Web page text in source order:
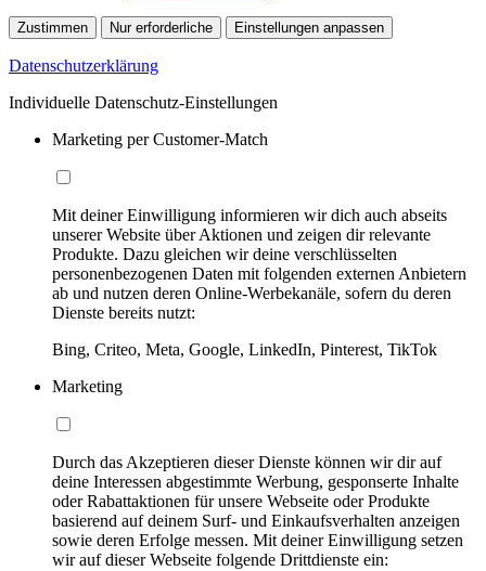
Zustimmen Nur erforderliche Einstellungen anpassen
Datenschutzerklärung
Individuelle Datenschutz-Einstellungen
Marketing per Customer-Match
Mit deiner Einwilligung informieren wir dich auch abseits
unserer Website über Aktionen und zeigen dir relevante
Produkte. Dazu gleichen wir deine verschlüsselten
personenbezogenen Daten mit folgenden externen Anbietern
ab und nutzen deren Online-Werbekanäle, sofern du deren
Dienste bereits nutzt:
Bing, Criteo, Meta, Google, LinkedIn, Pinterest, TikTok
Marketing
Durch das Akzeptieren dieser Dienste können wir dir auf
deine Interessen abgestimmte Werbung, gesponserte Inhalte
oder Rabattaktionen für unsere Webseite oder Produkte
basierend auf deinem Surf- und Einkaufsverhalten anzeigen
sowie deren Erfolge messen. Mit deiner Einwilligung setzen
wir auf dieser Webseite folgende Drittdienste ein: